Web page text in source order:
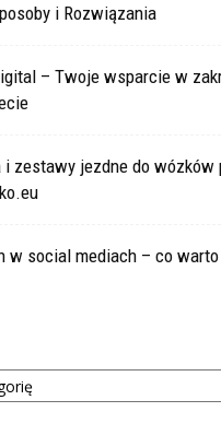
i Rozwiązania
– Twoje wsparcie w
i zestawy jezdne do wózków
w social mediach – co